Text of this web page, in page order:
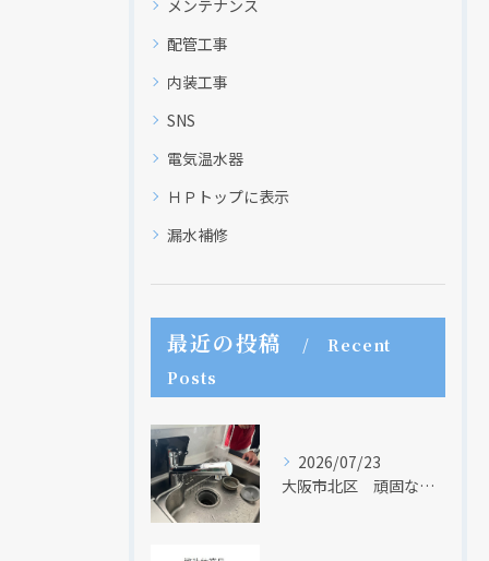
メンテナンス
配管工事
内装工事
SNS
電気温水器
ＨＰトップに表示
漏水補修
最近の投稿
Recent
Posts
2026/07/23
大阪市北区 頑固な水アカはなかなか取れない・・・